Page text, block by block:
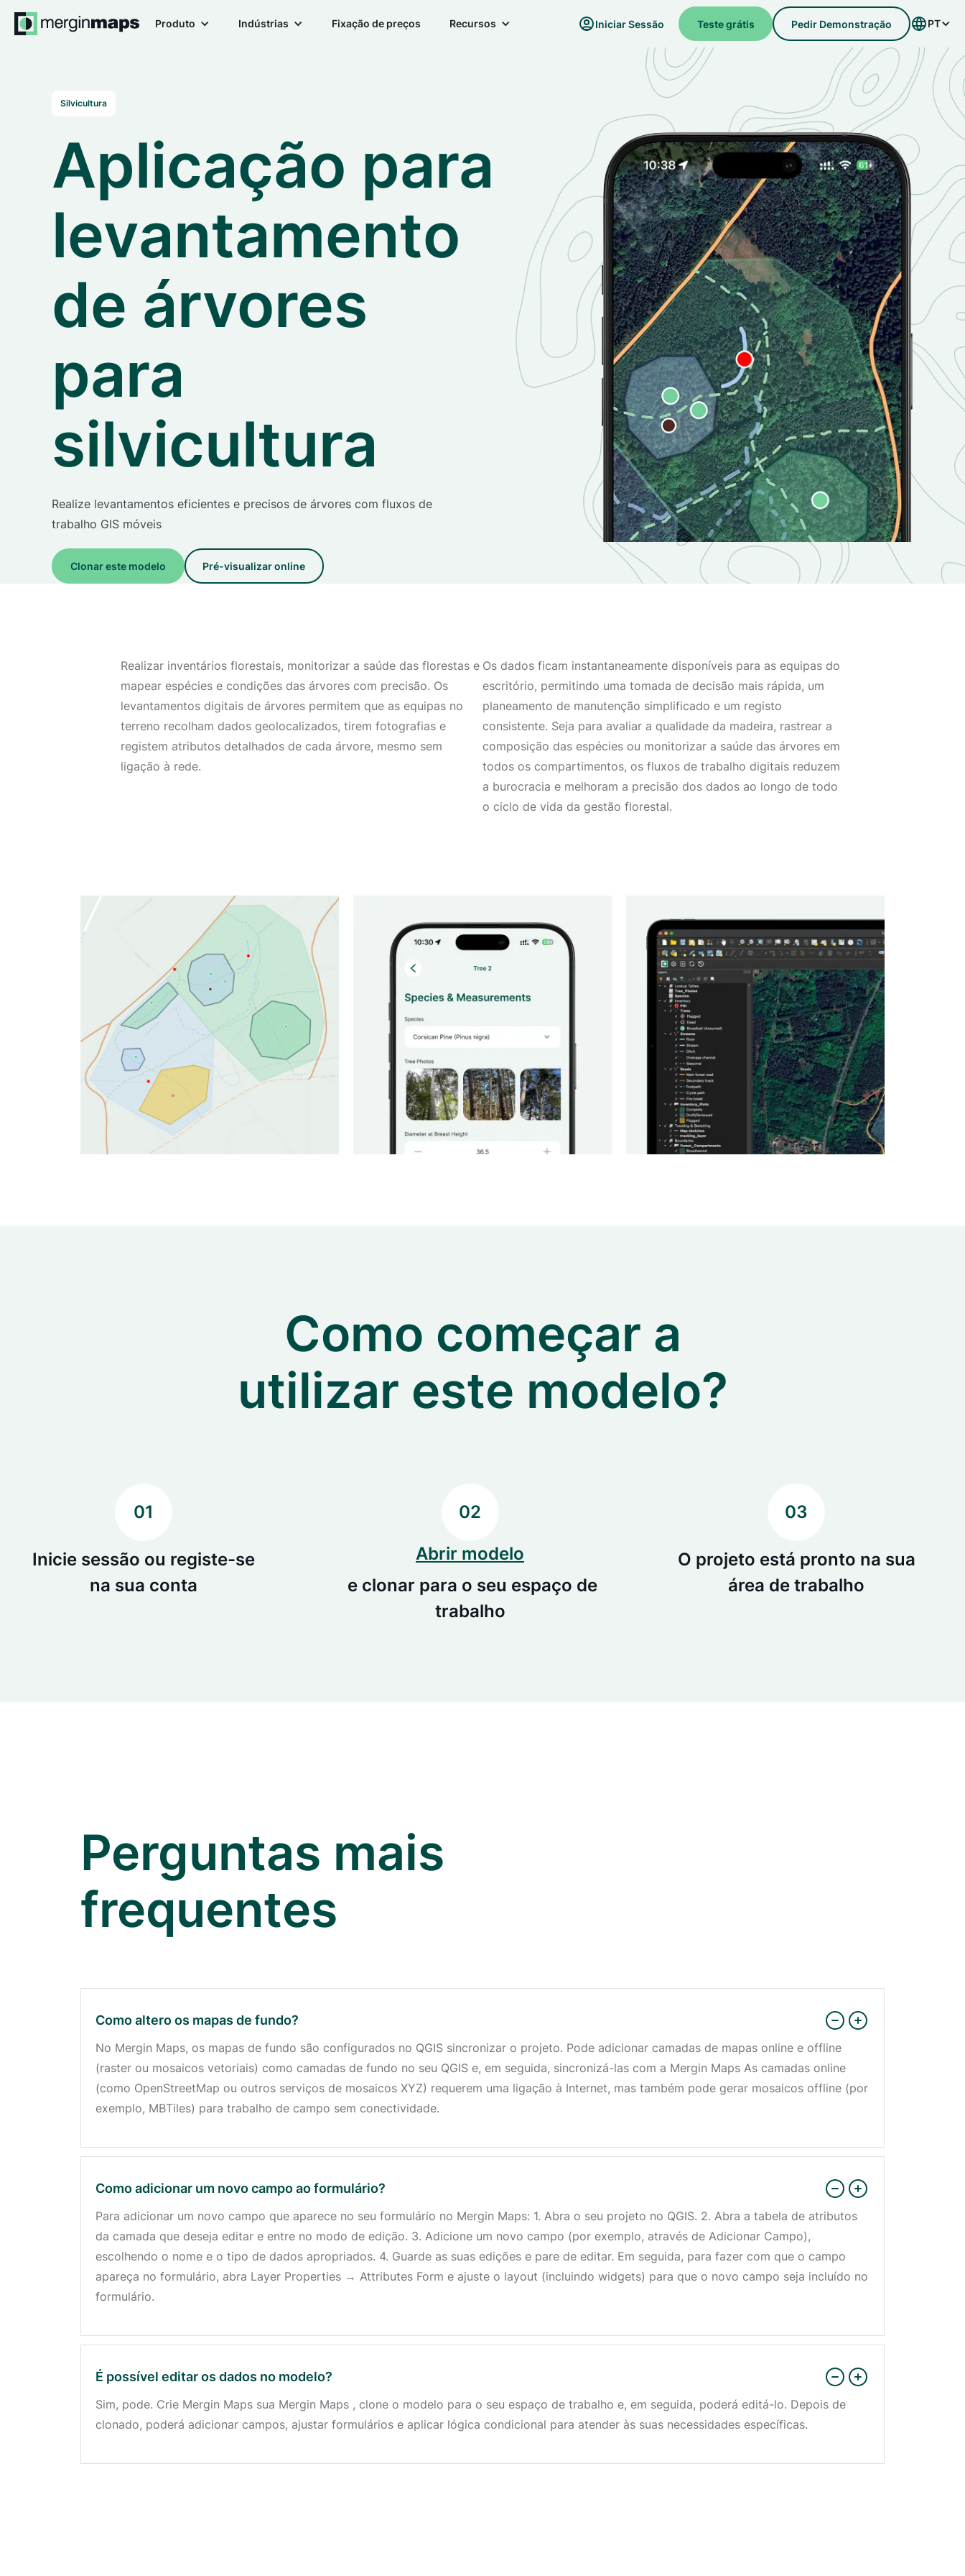
Produto Indústrias Fixação de preços Recursos Iniciar Sessão Teste grátis Pedir Demonstração PT
Silvicultura
Aplicação para
levantamento
de árvores
para
silvicultura
Realize levantamentos eficientes e precisos de árvores com fluxos de
trabalho GIS móveis
Clonar este modelo Pré-visualizar online
Realizar inventários florestais, monitorizar a saúde das florestas e
mapear espécies e condições das árvores com precisão. Os
levantamentos digitais de árvores permitem que as equipas no
terreno recolham dados geolocalizados, tirem fotografias e
registem atributos detalhados de cada árvore, mesmo sem
ligação à rede.
Os dados ficam instantaneamente disponíveis para as equipas do
escritório, permitindo uma tomada de decisão mais rápida, um
planeamento de manutenção simplificado e um registo
consistente. Seja para avaliar a qualidade da madeira, rastrear a
composição das espécies ou monitorizar a saúde das árvores em
todos os compartimentos, os fluxos de trabalho digitais reduzem
a burocracia e melhoram a precisão dos dados ao longo de todo
o ciclo de vida da gestão florestal.
Como começar a
utilizar este modelo?
01
Inicie sessão ou registe-se
na sua conta
02
Abrir modelo
e clonar para o seu espaço de
trabalho
03
O projeto está pronto na sua
área de trabalho
Perguntas mais
frequentes
Como altero os mapas de fundo?
No Mergin Maps, os mapas de fundo são configurados no QGIS sincronizar o projeto. Pode adicionar camadas de mapas online e offline
(raster ou mosaicos vetoriais) como camadas de fundo no seu QGIS e, em seguida, sincronizá-las com a Mergin Maps As camadas online
(como OpenStreetMap ou outros serviços de mosaicos XYZ) requerem uma ligação à Internet, mas também pode gerar mosaicos offline (por
exemplo, MBTiles) para trabalho de campo sem conectividade.
Como adicionar um novo campo ao formulário?
Para adicionar um novo campo que aparece no seu formulário no Mergin Maps: 1. Abra o seu projeto no QGIS. 2. Abra a tabela de atributos
da camada que deseja editar e entre no modo de edição. 3. Adicione um novo campo (por exemplo, através de Adicionar Campo),
escolhendo o nome e o tipo de dados apropriados. 4. Guarde as suas edições e pare de editar. Em seguida, para fazer com que o campo
apareça no formulário, abra Layer Properties → Attributes Form e ajuste o layout (incluindo widgets) para que o novo campo seja incluído no
formulário.
É possível editar os dados no modelo?
Sim, pode. Crie Mergin Maps sua Mergin Maps , clone o modelo para o seu espaço de trabalho e, em seguida, poderá editá-lo. Depois de
clonado, poderá adicionar campos, ajustar formulários e aplicar lógica condicional para atender às suas necessidades específicas.